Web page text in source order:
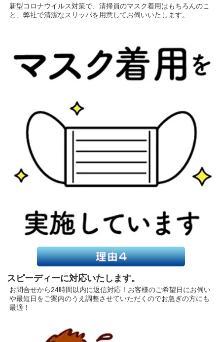
新型コロナウイルス対策で、清掃員のマスク着用はもちろんのこ
と、弊社で清潔なスリッパを用意してお伺いいたします。
スピーディーに対応いたします。
お問合せから24時間以内に返信対応！お客様のご希望日にお伺い
や最短日をご案内のうえ調整させていただくのでお急ぎの方にも
最適！